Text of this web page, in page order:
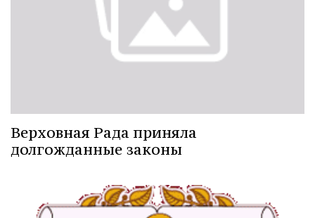
Верховная Рада приняла
долгожданные законы